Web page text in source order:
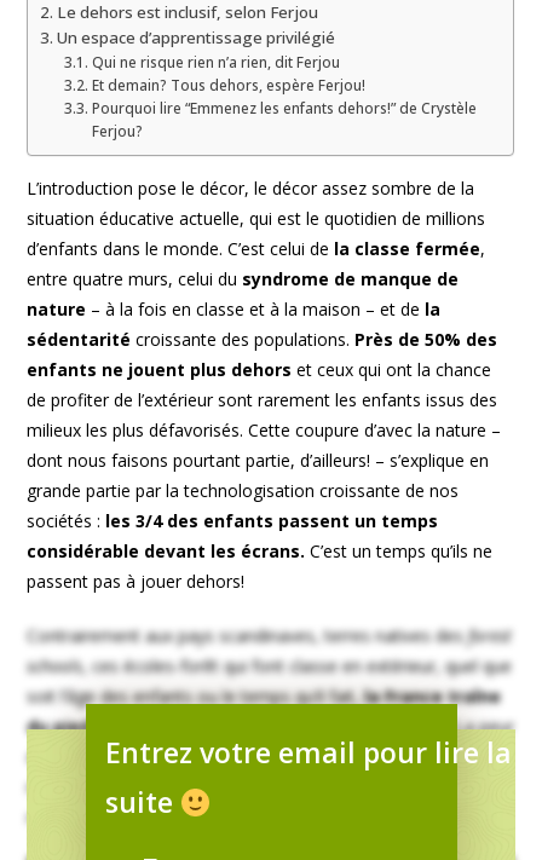
Le dehors est inclusif, selon Ferjou
Un espace d’apprentissage privilégié
Qui ne risque rien n’a rien, dit Ferjou
Et demain? Tous dehors, espère Ferjou!
Pourquoi lire “Emmenez les enfants dehors!” de Crystèle
Ferjou?
L’introduction pose le décor, le décor assez sombre de la
situation éducative actuelle, qui est le quotidien de millions
d’enfants dans le monde. C’est celui de la classe fermée,
entre quatre murs, celui du syndrome de manque de
nature – à la fois en classe et à la maison – et de la
sédentarité croissante des populations. Près de 50% des
enfants ne jouent plus dehors et ceux qui ont la chance
de profiter de l’extérieur sont rarement les enfants issus des
milieux les plus défavorisés. Cette coupure d’avec la nature –
dont nous faisons pourtant partie, d’ailleurs! – s’explique en
grande partie par la technologisation croissante de nos
sociétés : les 3/4 des enfants passent un temps
considérable devant les écrans.C’est un temps qu’ils ne
passent pas à jouer dehors!
Entrez votre email pour lire la
suite
Contrairement aux pays scandinaves, terres natives desforest
schools, ces écoles-forêt qui font classe en extérieur, quel que
soit l’âge des enfants ou le temps qu’il fait,la France traîne
du pied sur la question de l’éducation en nature. La peur
du risque chez les parents et les éducateurs mais aussi le
manque de flexibilité institutionnelle sont les causes de ce